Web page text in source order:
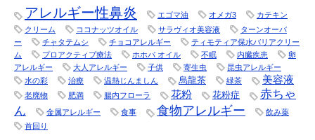
アレルギー性鼻炎 エゴマ油 オメガ3
カテキン
クリーム
ココナッツオイル サラヴィオ美容液
ターンオーバ
ー
チャタテムシ チョコアレルギー
ティモティア保水バリアクリー
ム
プロアクティブ療法 ホホバ オイル 不眠 内臓疾患
卵
アレルギー
大人アレルギー 子供 寄生虫
昆虫アレルギー
水の彩
治療 温熱じんましん 烏龍茶 緑茶 美容液
老廃物 肥満 腸内フローラ 花粉 花粉症
赤ちゃ
ん
金属アレルギー 食事 食物アレルギー
飲み薬
首回り